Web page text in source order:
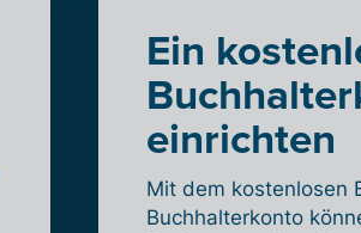
Ein
einrichten
Mit dem kostenlosen
Buchhalterkonto